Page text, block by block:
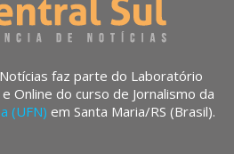
faz parte do Laboratório
Online do curso de Jornalismo da
(UFN) em Santa Maria/RS (Brasil).